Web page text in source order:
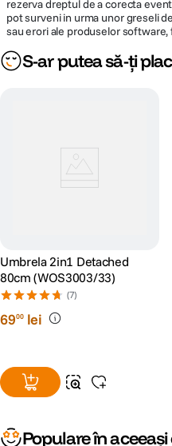
rezerva dreptul de a corecta
pot surveni in urma unor greseli
sau erori ale produselor software,
S-ar putea să-ți
Umbrela 2in1 Detached
80cm (WOS3003/33)
(7)
6900 lei
Populare în